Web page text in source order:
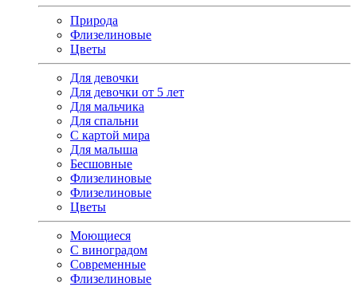
Природа
Флизелиновые
Цветы
Для девочки
Для девочки от 5 лет
Для мальчика
Для спальни
С картой мира
Для малыша
Бесшовные
Флизелиновые
Флизелиновые
Цветы
Моющиеся
С виноградом
Современные
Флизелиновые